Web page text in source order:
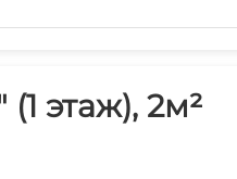
этаж), 2м²